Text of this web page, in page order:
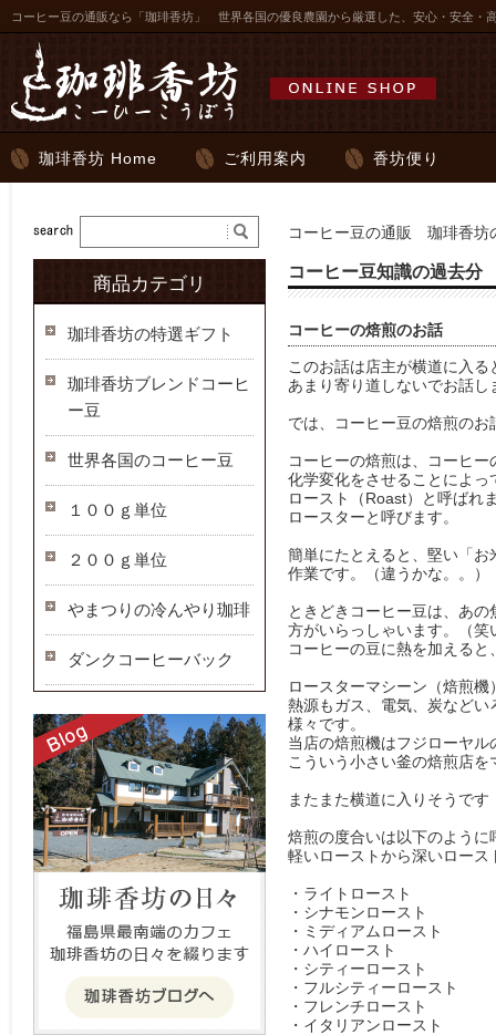
コーヒー豆の通販なら「珈琲香坊」 世界各国の優良農園から厳選した、安心・安全・
珈琲香坊 Home ご利用案内 香坊便り
コーヒー豆の通販 珈琲香坊
コーヒー豆知識の過去分
コーヒーの焙煎のお話
このお話は店主が横道に入
あまり寄り道しないでお話
では、コーヒー豆の焙煎のお
コーヒーの焙煎は、コーヒ
化学変化をさせることによ
ロースト（Roast）と呼ばれ
ロースターと呼びます。
簡単にたとえると、堅い「
作業です。（違うかな。。）
ときどきコーヒー豆は、あ
方がいらっしゃいます。（笑
コーヒーの豆に熱を加える
ロースターマシーン（焙煎
熱源もガス、電気、炭など
様々です。
当店の焙煎機はフジローヤル
こういう小さい釜の焙煎店
またまた横道に入りそうです
焙煎の度合いは以下のように
軽いローストから深いロース
・ライトロースト
・シナモンロースト
・ミディアムロースト
・ハイロースト
・シティーロースト
・フルシティーロースト
・フレンチロースト
・イタリアンロースト
商品カテゴリ
珈琲香坊の特選ギフト
珈琲香坊ブレンドコーヒ
ー豆
世界各国のコーヒー豆
１００ｇ単位
２００ｇ単位
やまつりの冷んやり珈琲
ダンクコーヒーバック